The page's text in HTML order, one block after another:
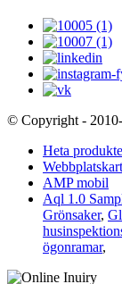
© Copyright -
Heta
AMP mobil
Aql 1.0
Grönsaker,
ögonramar,